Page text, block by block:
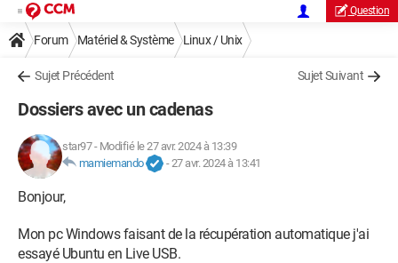
Question
Forum Matériel & Système Linux / Unix
Sujet Précédent Sujet Suivant
Dossiers avec un cadenas
star97- Modifié le 27 avr. 2024 à 13:39
mamiemando
-27 avr. 2024 à 13:41
Bonjour,
Mon pc Windows faisant de la récupération automatique j'ai
essayé Ubuntu en Live USB.